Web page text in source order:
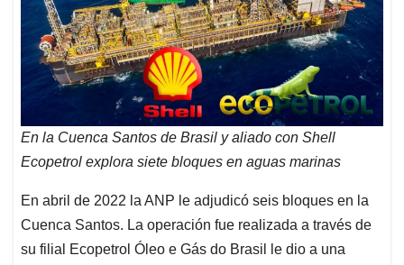
En la Cuenca Santos de Brasil y aliado con Shell
Ecopetrol explora siete bloques en aguas marinas
En abril de 2022 la ANP le adjudicó seis bloques en la
Cuenca Santos. La operación fue realizada a través de
su filial Ecopetrol Óleo e Gás do Brasil le dio a una